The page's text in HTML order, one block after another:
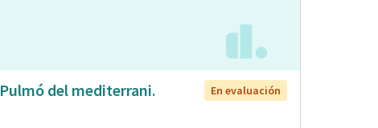
Pulmó del mediterrani. En evaluación